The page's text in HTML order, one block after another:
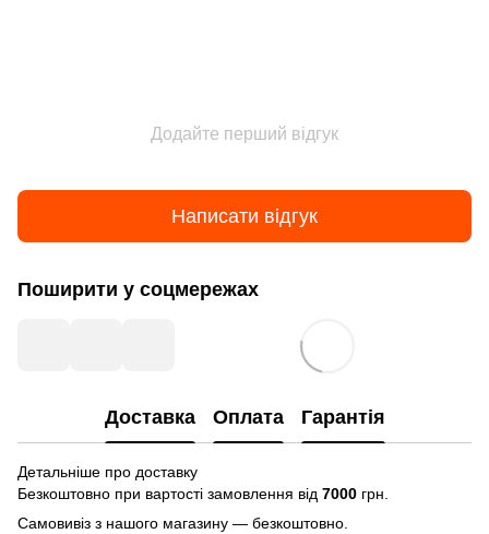
Додайте перший відгук
Написати відгук
Поширити у соцмережах
Доставка Оплата Гарантія
Детальніше про доставку
Безкоштовно при вартості замовлення від 7000 грн.
Самовивіз з нашого магазину — безкоштовно.